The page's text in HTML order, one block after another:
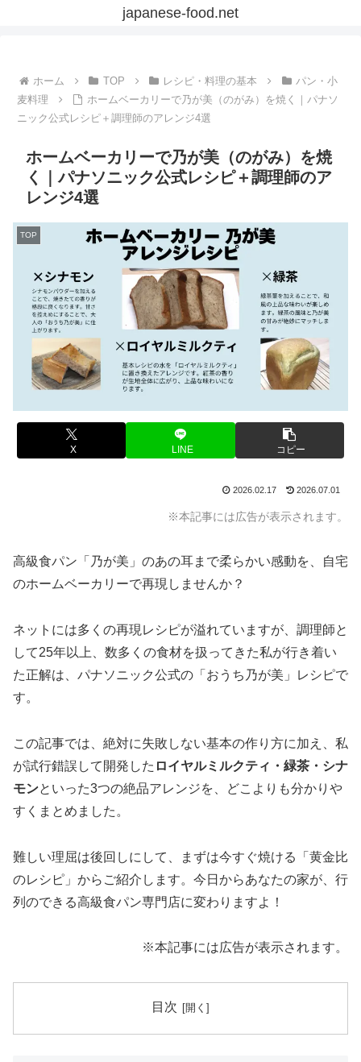
japanese-food.net
ホーム TOP レシピ・料理の基本
パン・小
麦料理
ホームベーカリーで乃が美（のがみ）を焼く｜パナソ
ニック公式レシピ＋調理師のアレンジ4選
ホームベーカリーで乃が美（のがみ）を焼
く｜パナソニック公式レシピ＋調理師のア
レンジ4選
TOP
X LINE コピー
2026.02.17 2026.07.01
※本記事には広告が表示されます。
高級食パン「乃が美」のあの耳まで柔らかい感動を、自宅
のホームベーカリーで再現しませんか？
ネットには多くの再現レシピが溢れていますが、調理師と
して25年以上、数多くの食材を扱ってきた私が行き着い
た正解は、パナソニック公式の「おうち乃が美」レシピで
す。
この記事では、絶対に失敗しない基本の作り方に加え、私
が試行錯誤して開発した ロイヤルミルクティ・緑茶・シナ
モンといった3つの絶品アレンジを、どこよりも分かりや
すくまとめました。
難しい理屈は後回しにして、まずは今すぐ焼ける「黄金比
のレシピ」からご紹介します。今日からあなたの家が、行
列のできる高級食パン専門店に変わりますよ！
※本記事には広告が表示されます。
目次